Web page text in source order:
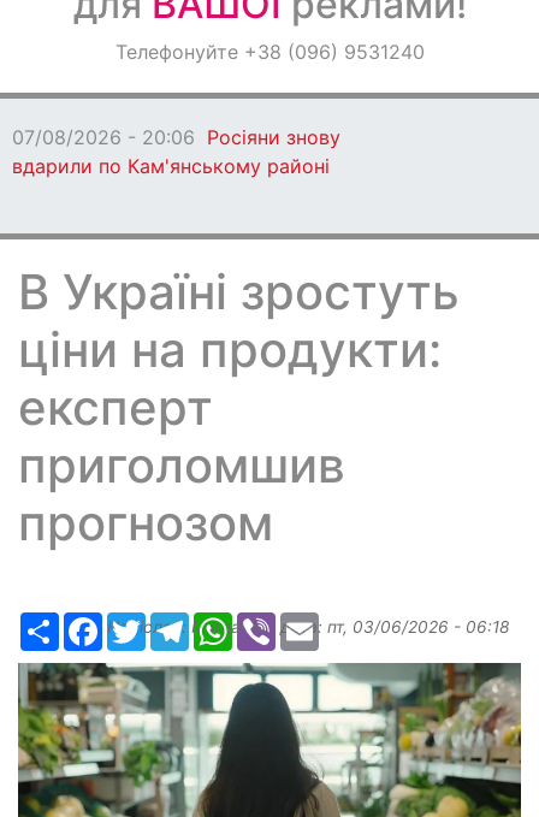
ОголошенняТелефонуйте +38 (096) 9531240
07/08/2026 - 20:06 Росіяни знову
вдарили по Кам'янському районі
В Україні зростуть
ціни на продукти:
експерт
приголомшив
прогнозом
РесурсFacebook
TwitterTelegramWhatsApp
ViberEmail
Надіслав: Margarita, дата: пт, 03/06/2026 - 06:18